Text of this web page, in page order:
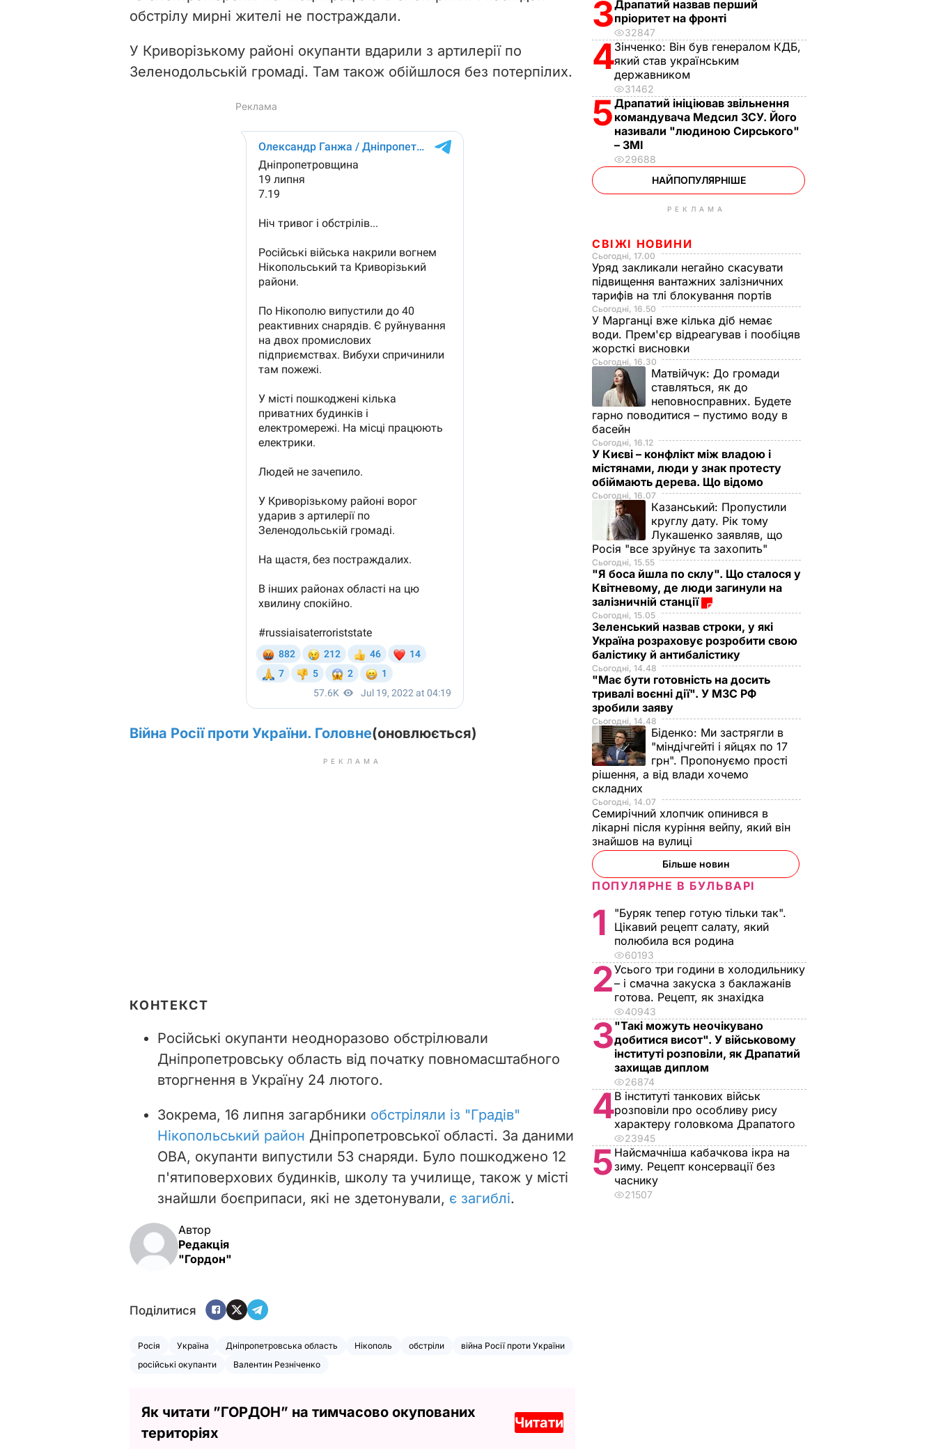
d
e
o
обстрілу мирні жителі не постраждали.
У Криворізькому районі окупанти вдарили з артилерії по
Зеленодольській громаді. Там також обійшлося без потерпілих.
Війна Росії проти України. Головне(оновлюється)
РЕКЛАМА
КОНТЕКСТ
Російські окупанти неодноразово обстрілювали
Дніпропетровську область від початку повномасштабного
вторгнення в Україну 24 лютого.
Зокрема, 16 липня загарбники обстріляли із "Градів"
Нікопольський район Дніпропетровської області. За даними
ОВА, окупанти випустили 53 снаряди. Було пошкоджено 12
п'ятиповерхових будинків, школу та училище, також у місті
знайшли боєприпаси, які не здетонували, є загиблі.
Автор
Редакція
"Гордон"
Поділитися
Росія Україна Дніпропетровська область Нікополь обстріли
війна Росії проти України
російські окупанти
Валентин Резніченко
Як читати ”ГОРДОН” на тимчасово окупованих
територіях
Читати
3Драпатий назвав перший
пріоритет на фронті
32847
4Зінченко: Він був генералом КДБ,
який став українським
державником
31462
5Драпатий ініціював звільнення
командувача Медсил ЗСУ. Його
називали "людиною Сирського"
– ЗМІ
29688
НАЙПОПУЛЯРНІШЕ
РЕКЛАМА
СВІЖІ НОВИНИ
Сьогодні, 17.00
Уряд закликали негайно скасувати
підвищення вантажних залізничних
тарифів на тлі блокування портів
Сьогодні, 16.50
У Марганці вже кілька діб немає
води. Прем'єр відреагував і пообіцяв
жорсткі висновки
Сьогодні, 16.30
Матвійчук: До громади
ставляться, як до
неповносправних. Будете
гарно поводитися – пустимо воду в
басейн
Сьогодні, 16.12
У Києві – конфлікт між владою і
містянами, люди у знак протесту
обіймають дерева. Що відомо
Сьогодні, 16.07
Казанський: Пропустили
круглу дату. Рік тому
Лукашенко заявляв, що
Росія "все зруйнує та захопить"
Сьогодні, 15.55
"Я боса йшла по склу". Що сталося у
Квітневому, де люди загинули на
залізничній станції
Сьогодні, 15.05
Зеленський назвав строки, у які
Україна розраховує розробити свою
балістику й антибалістику
Сьогодні, 14.48
"Має бути готовність на досить
тривалі воєнні дії". У МЗС РФ
зробили заяву
Сьогодні, 14.48
Біденко: Ми застрягли в
"міндічгейті і яйцях по 17
грн". Пропонуємо прості
рішення, а від влади хочемо
складних
Сьогодні, 14.07
Семирічний хлопчик опинився в
лікарні після куріння вейпу, який він
знайшов на вулиці
Більше новин
ПОПУЛЯРНЕ В БУЛЬВАРІ
1
"Буряк тепер готую тільки так".
Цікавий рецепт салату, який
полюбила вся родина
60193
2Усього три години в холодильнику
– і смачна закуска з баклажанів
готова. Рецепт, як знахідка
40943
3"Такі можуть неочікувано
добитися висот". У військовому
інституті розповіли, як Драпатий
захищав диплом
26874
4В інституті танкових військ
розповіли про особливу рису
характеру головкома Драпатого
23945
5 Найсмачніша кабачкова ікра на
зиму. Рецепт консервації без
часнику
21507